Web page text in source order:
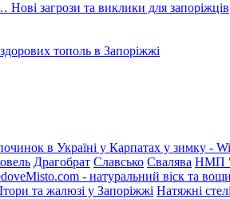
Нові загрози та виклики для запоріжців
тополь в Запоріжжі
в Україні у Карпатах у зимку -
Драгобрат Славсько Свалява НМП
- натуральний віск та
та жалюзі у Запоріжжі Натяжні